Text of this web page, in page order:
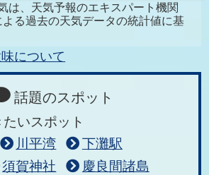
は、天気予報のエキスパート機関
る過去の天気データの統計値に基
について
話題のスポット
いスポット
川平湾
下灘駅
須賀神社
慶良間諸島